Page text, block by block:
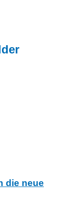
die neue